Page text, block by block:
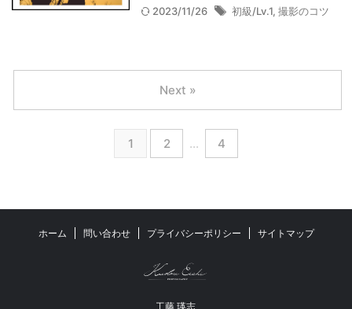
2023/11/26 初級/Lv.1, 撮影のコツ
1 2 … 4
Next »
ホーム 問い合わせ プライバシーポリシー サイトマップ
工藤 瑛志